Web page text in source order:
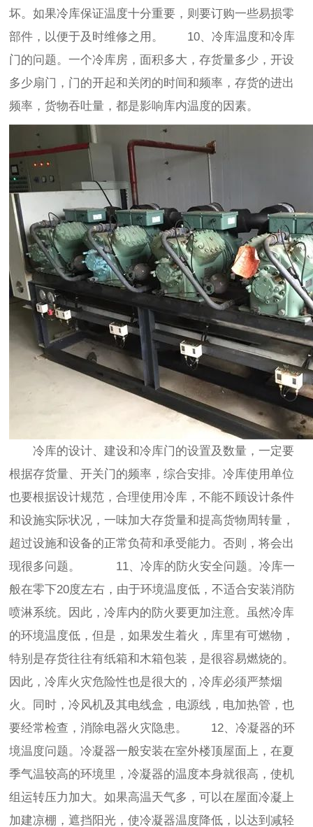
坏。如果冷库保证温度十分重要，则要订购一些易损零
部件，以便于及时维修之用。 10、冷库温度和冷库
门的问题。一个冷库房，面积多大，存货量多少，开设
多少扇门，门的开起和关闭的时间和频率，存货的进出
频率，货物吞吐量，都是影响库内温度的因素。
冷库的设计、建设和冷库门的设置及数量，一定要
根据存货量、开关门的频率，综合安排。冷库使用单位
也要根据设计规范，合理使用冷库，不能不顾设计条件
和设施实际状况，一味加大存货量和提高货物周转量，
超过设施和设备的正常负荷和承受能力。否则，将会出
现很多问题。 11、冷库的防火安全问题。冷库一
般在零下20度左右，由于环境温度低，不适合安装消防
喷淋系统。因此，冷库内的防火要更加注意。虽然冷库
的环境温度低，但是，如果发生着火，库里有可燃物，
特别是存货往往有纸箱和木箱包装，是很容易燃烧的。
因此，冷库火灾危险性也是很大的，冷库必须严禁烟
火。同时，冷风机及其电线盒，电源线，电加热管，也
要经常检查，消除电器火灾隐患。 12、冷凝器的环
境温度问题。冷凝器一般安装在室外楼顶屋面上，在夏
季气温较高的环境里，冷凝器的温度本身就很高，使机
组运转压力加大。如果高温天气多，可以在屋面冷凝上
加建凉棚，遮挡阳光，使冷凝器温度降低，以达到减轻